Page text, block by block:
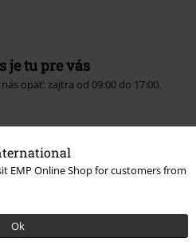
EMP Online Shop for customers from
Ok
je tu pre vás
opäť: zajtra od 09:00 do 17:00.